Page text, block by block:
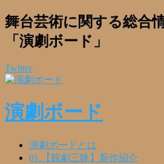
舞台芸術に関する総合
「演劇ボード」
Twitter
演劇ボード
演劇ボードとは
01.【観劇三昧】新作紹介